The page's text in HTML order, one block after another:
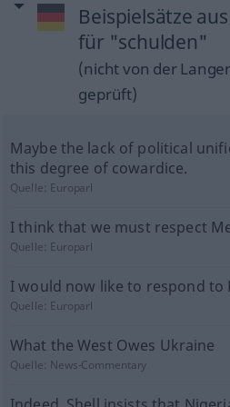
Beispielsätze
für "schulden"
(nicht von der
geprüft)
Maybe the lack of political
this degree of cowardice.
Quelle: Europarl
I think that we must respect
Quelle: Europarl
I would now like to respond to
Quelle: Europarl
What the West Owes Ukraine
Quelle: News-Commentary